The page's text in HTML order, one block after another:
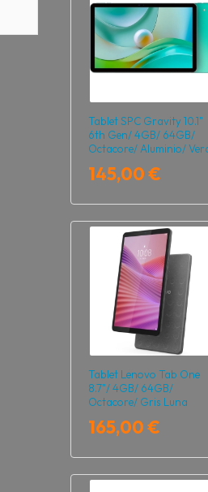
Tablet SPC Gravity 10.1"
6th Gen/ 4GB/ 64GB/
Octacore/ Aluminio/
145,00 €
Tablet Lenovo Tab One
8.7"/ 4GB/ 64GB/
Octacore/ Gris Luna
165,00 €